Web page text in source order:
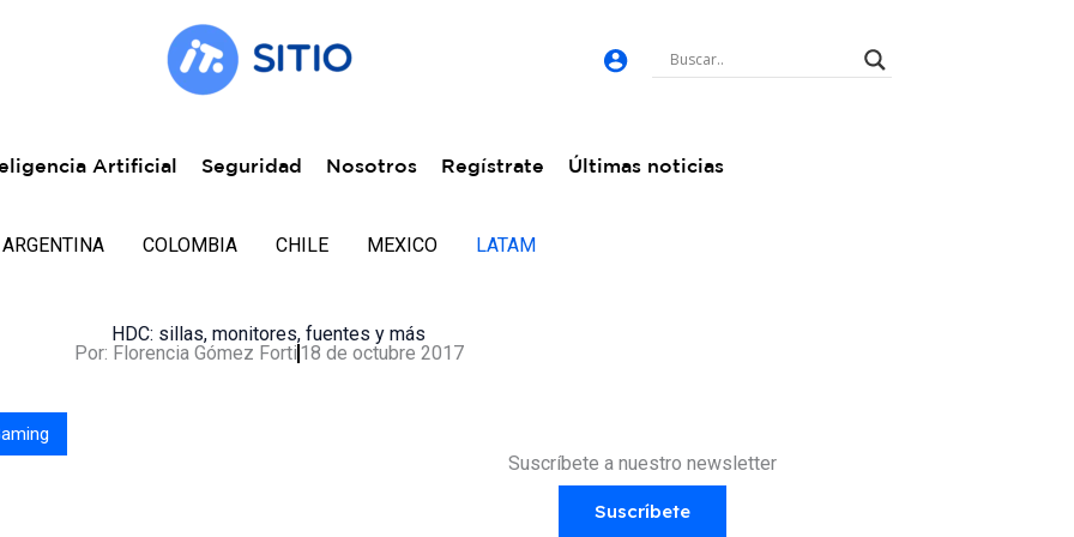
Artificial Seguridad Nosotros Regístrate Últimas noticias
ARGENTINA COLOMBIA CHILE MEXICO LATAM
HDC: sillas, monitores, fuentes y más
Por: Florencia Gómez Forti 18 de octubre 2017
Suscríbete a nuestro newsletter
Suscríbete